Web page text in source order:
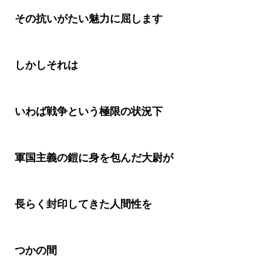
その抗いがたい魅力に屈します
しかしそれは
いわば戦争という極限の状況下
軍国主義の鎧に身を包んだ大尉が
長らく封印してきた人間性を
つかの間